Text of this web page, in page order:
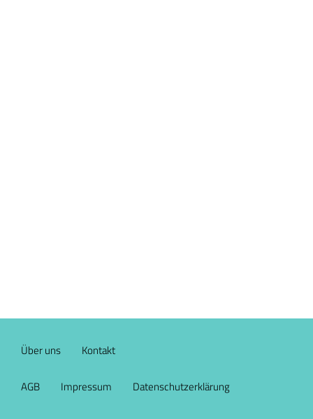
Über uns Kontakt
AGB Impressum Datenschutzerklärung